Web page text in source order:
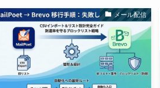
メール配信